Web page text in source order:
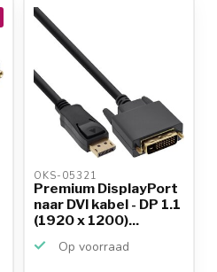
OKS-05321
Premium DisplayPort
naar DVI kabel - DP 1.1
(1920 x 1200)...
Op voorraad